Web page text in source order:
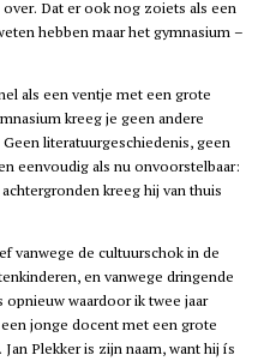
Dat er ook nog zoiets als een
hebben maar het gymnasium –
als een ventje met een grote
kreeg je geen andere
literatuurgeschiedenis, geen
eenvoudig als nu onvoorstelbaar:
kreeg hij van thuis
vanwege de cultuurschok in de
en vanwege dringende
waardoor ik twee jaar
jonge docent met een grote
Plekker is zijn naam, want hij ís